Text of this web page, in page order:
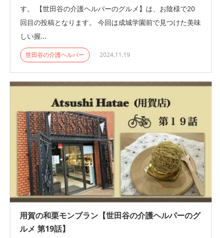
す。 【世田谷の介護ヘルパーのグルメ】は、お陰様で20
回目の投稿となります。 今回は成城学園前で見つけた美味
しい握...
世田谷の介護ヘルパー 2024.11.19
用賀の和栗モンブラン【世田谷の介護ヘルパーのグ
ルメ 第19話】